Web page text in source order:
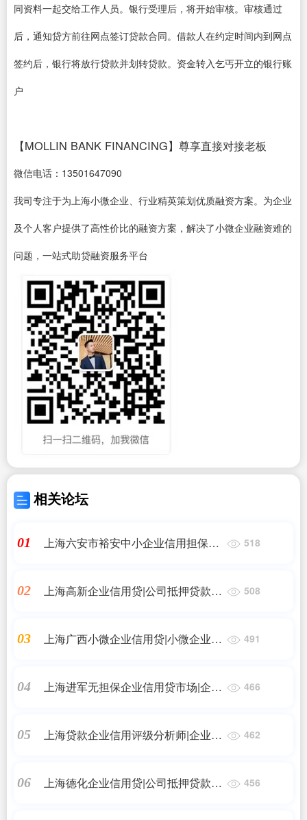
同资料一起交给工作人员。银行受理后，将开始审核。审核通过
后，通知贷方前往网点签订贷款合同。借款人在约定时间内到网点
签约后，银行将放行贷款并划转贷款。资金转入乞丐开立的银行账
户
【MOLLIN BANK FINANCING】尊享直接对接老板
微信电话：13501647090
我司专注于为上海小微企业、行业精英策划优质融资方案。为企业
及个人客户提供了高性价比的融资方案，解决了小微企业融资难的
问题，一站式助贷融资服务平台
相关论坛
01
上海六安市裕安中小企业信用担保中
有失业证是不是可以申请小额贷款？
518
02
上海高新企业信用贷|公司抵押贷款需
508
03
上海广西小微企业信用贷|小微企业贷
491
04
上海进军无担保企业信用贷市场|企业
466
05
上海贷款企业信用评级分析师|企业信
462
06
上海德化企业信用贷|公司抵押贷款需
456